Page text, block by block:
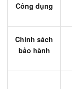
Công dụng
Chính sách
bảo hành